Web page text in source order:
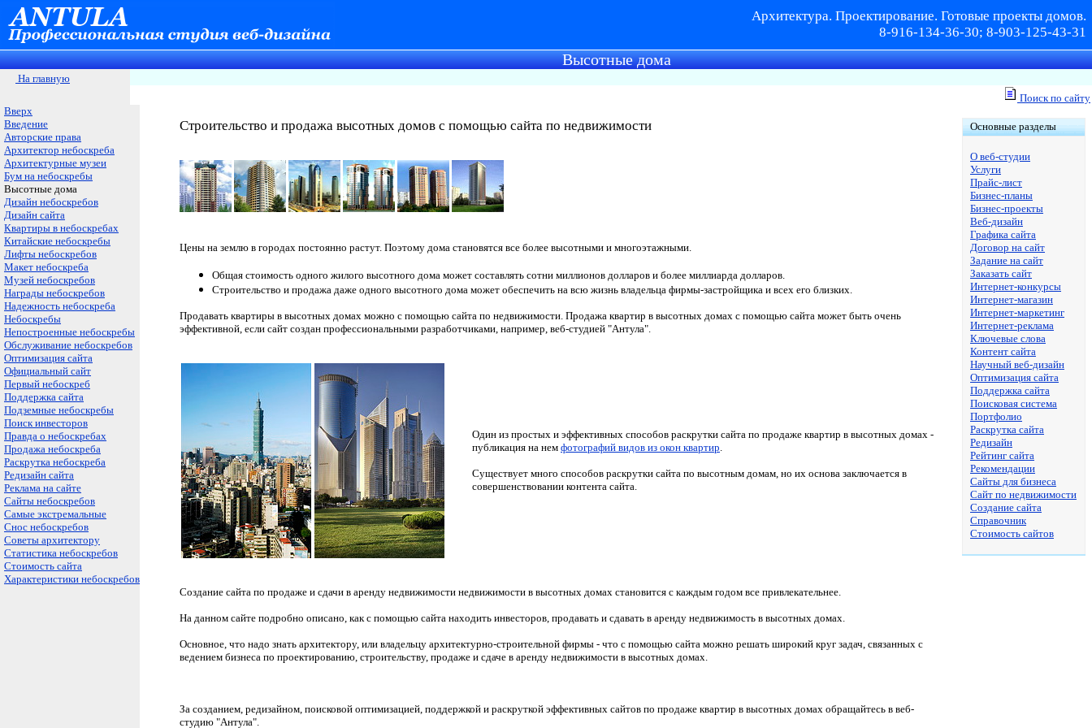
Архитектура. Проектирование. Готовые проекты домов.
8-916-134-36-30; 8-903-125-43-31
Высотные дома
На главную
Поиск по сайту
Вверх
Введение
Авторские права
Архитектор небоскреба
Архитектурные музеи
Бум на небоскребы
Высотные дома
Дизайн небоскребов
Дизайн сайта
Квартиры в небоскребах
Китайские небоскребы
Лифты небоскребов
Макет небоскреба
Музей небоскребов
Награды небоскребов
Надежность небоскреба
Небоскребы
Непостроенные небоскребы
Обслуживание небоскребов
Оптимизация сайта
Официальный сайт
Первый небоскреб
Поддержка сайта
Подземные небоскребы
Поиск инвесторов
Правда о небоскребах
Продажа небоскреба
Раскрутка небоскреба
Редизайн сайта
Реклама на сайте
Сайты небоскребов
Самые экстремальные
Снос небоскребов
Советы архитектору
Статистика небоскребов
Стоимость сайта
Характеристики небоскребов
Строительство и продажа высотных домов с помощью сайта по недвижимости
Цены на землю в городах постоянно растут. Поэтому дома становятся все более высотными и многоэтажными.
Общая стоимость одного жилого высотного дома может составлять сотни миллионов долларов и более миллиарда долларов.
Строительство и продажа даже одного высотного дома может обеспечить на всю жизнь владельца фирмы-застройщика и всех его близких.
Продавать квартиры в высотных домах можно с помощью сайта по недвижимости. Продажа квартир в высотных домах с помощью сайта может быть очень
эффективной, если сайт создан профессиональными разработчиками, например, веб-студией "Антула".
Один из простых и эффективных способов раскрутки сайта по продаже квартир в высотных домах -
публикация на нем фотографий видов из окон квартир.
Существует много способов раскрутки сайта по высотным домам, но их основа заключается в
совершенствовании контента сайта.
Создание сайта по продаже и сдачи в аренду недвижимости недвижимости в высотных домах становится с каждым годом все привлекательнее.
На данном сайте подробно описано, как с помощью сайта находить инвесторов, продавать и сдавать в аренду недвижимость в высотных домах.
Основное, что надо знать архитектору, или владельцу архитектурно-строительной фирмы - что с помощью сайта можно решать широкий круг задач, связанных с
ведением бизнеса по проектированию, строительству, продаже и сдаче в аренду недвижимости в высотных домах.
За созданием, редизайном, поисковой оптимизацией, поддержкой и раскруткой эффективных сайтов по продаже квартир в высотных домах обращайтесь в веб-
студию "Антула".
Основные разделы
О веб-студии
Услуги
Прайс-лист
Бизнес-планы
Бизнес-проекты
Веб-дизайн
Графика сайта
Договор на сайт
Задание на сайт
Заказать сайт
Интернет-конкурсы
Интернет-магазин
Интернет-маркетинг
Интернет-реклама
Ключевые слова
Контент сайта
Научный веб-дизайн
Оптимизация сайта
Поддержка сайта
Поисковая система
Портфолио
Раскрутка сайта
Редизайн
Рейтинг сайта
Рекомендации
Сайты для бизнеса
Сайт по недвижимости
Создание сайта
Справочник
Стоимость сайтов